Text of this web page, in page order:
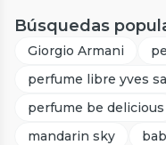
Búsquedas
Giorgio Armani
perfume libre yves
perfume be delicious
mandarin sky